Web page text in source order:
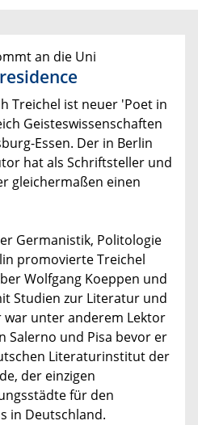
an die Uni
Treichel ist neuer 'Poet in
Geisteswissenschaften
Essen. Der in Berlin
hat als Schriftsteller und
gleichermaßen einen
Germanistik, Politologie
promovierte Treichel
Wolfgang Koeppen und
Studien zur Literatur und
war unter anderem Lektor
Salerno und Pisa bevor er
Literaturinstitut der
der einzigen
für den
in Deutschland.